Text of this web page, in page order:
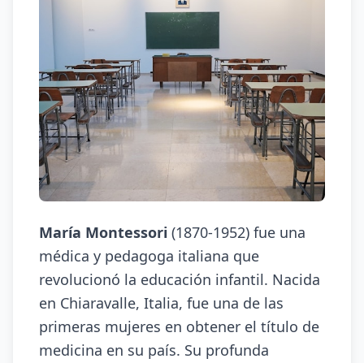
María Montessori (1870-1952) fue una
médica y pedagoga italiana que
revolucionó la educación infantil. Nacida
en Chiaravalle, Italia, fue una de las
primeras mujeres en obtener el título de
medicina en su país. Su profunda